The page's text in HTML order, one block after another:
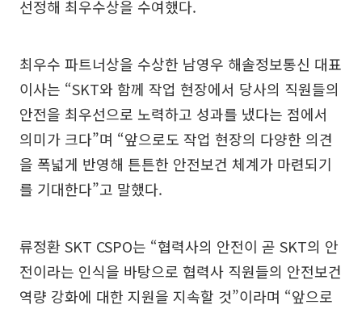
선정해 최우수상을 수여했다.
최우수 파트너상을 수상한 남영우 해솔정보통신 대표
이사는 “SKT와 함께 작업 현장에서 당사의 직원들의
안전을 최우선으로 노력하고 성과를 냈다는 점에서
의미가 크다”며 “앞으로도 작업 현장의 다양한 의견
을 폭넓게 반영해 튼튼한 안전보건 체계가 마련되기
를 기대한다”고 말했다.
류정환 SKT CSPO는 “협력사의 안전이 곧 SKT의 안
전이라는 인식을 바탕으로 협력사 직원들의 안전보건
역량 강화에 대한 지원을 지속할 것”이라며 “앞으로